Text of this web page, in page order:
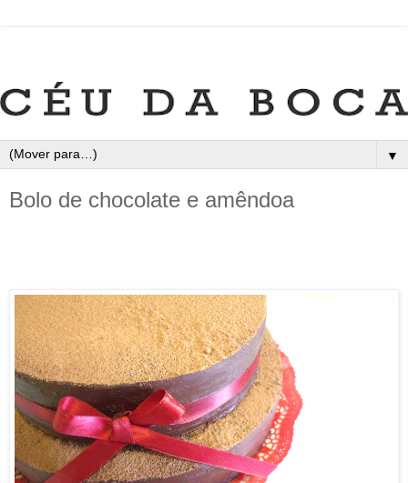
▼
Bolo de chocolate e amêndoa